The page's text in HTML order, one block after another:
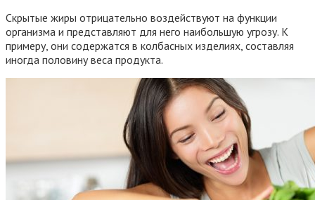
Скрытые жиры отрицательно воздействуют на функции
организма и представляют для него наибольшую угрозу. К
примеру, они содержатся в колбасных изделиях, составляя
иногда половину веса продукта.